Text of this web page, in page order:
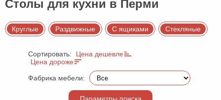
спальни
Шкафы
Диваны
мебель
Детская
мебель
Мебель
Cтолы для кухни в Перми
Круглые Раздвижные С ящиками Стекляные
Сортировать:
Цена дешевле
Цена дороже
Фабрика мебели: